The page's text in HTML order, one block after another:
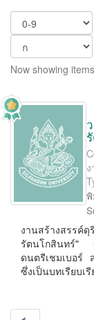
Now showing
งานสร้างสรรค์
รัตนโกสินทร์" เ
ดนตรีเชมเบอร์
ซึ่งเป็นบทเรียบเ